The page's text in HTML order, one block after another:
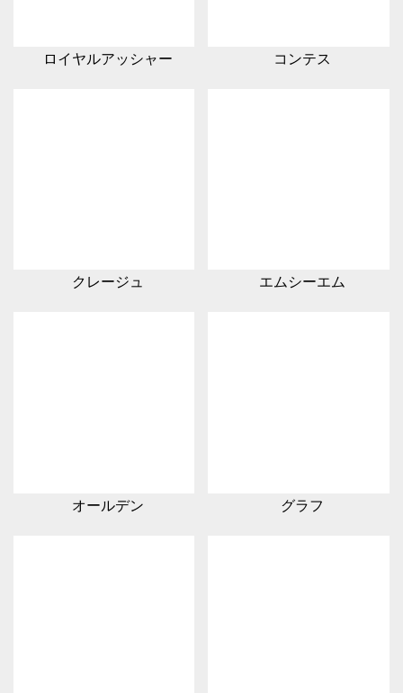
ロイヤルアッシャー コンテス
クレージュ エムシーエム
オールデン グラフ